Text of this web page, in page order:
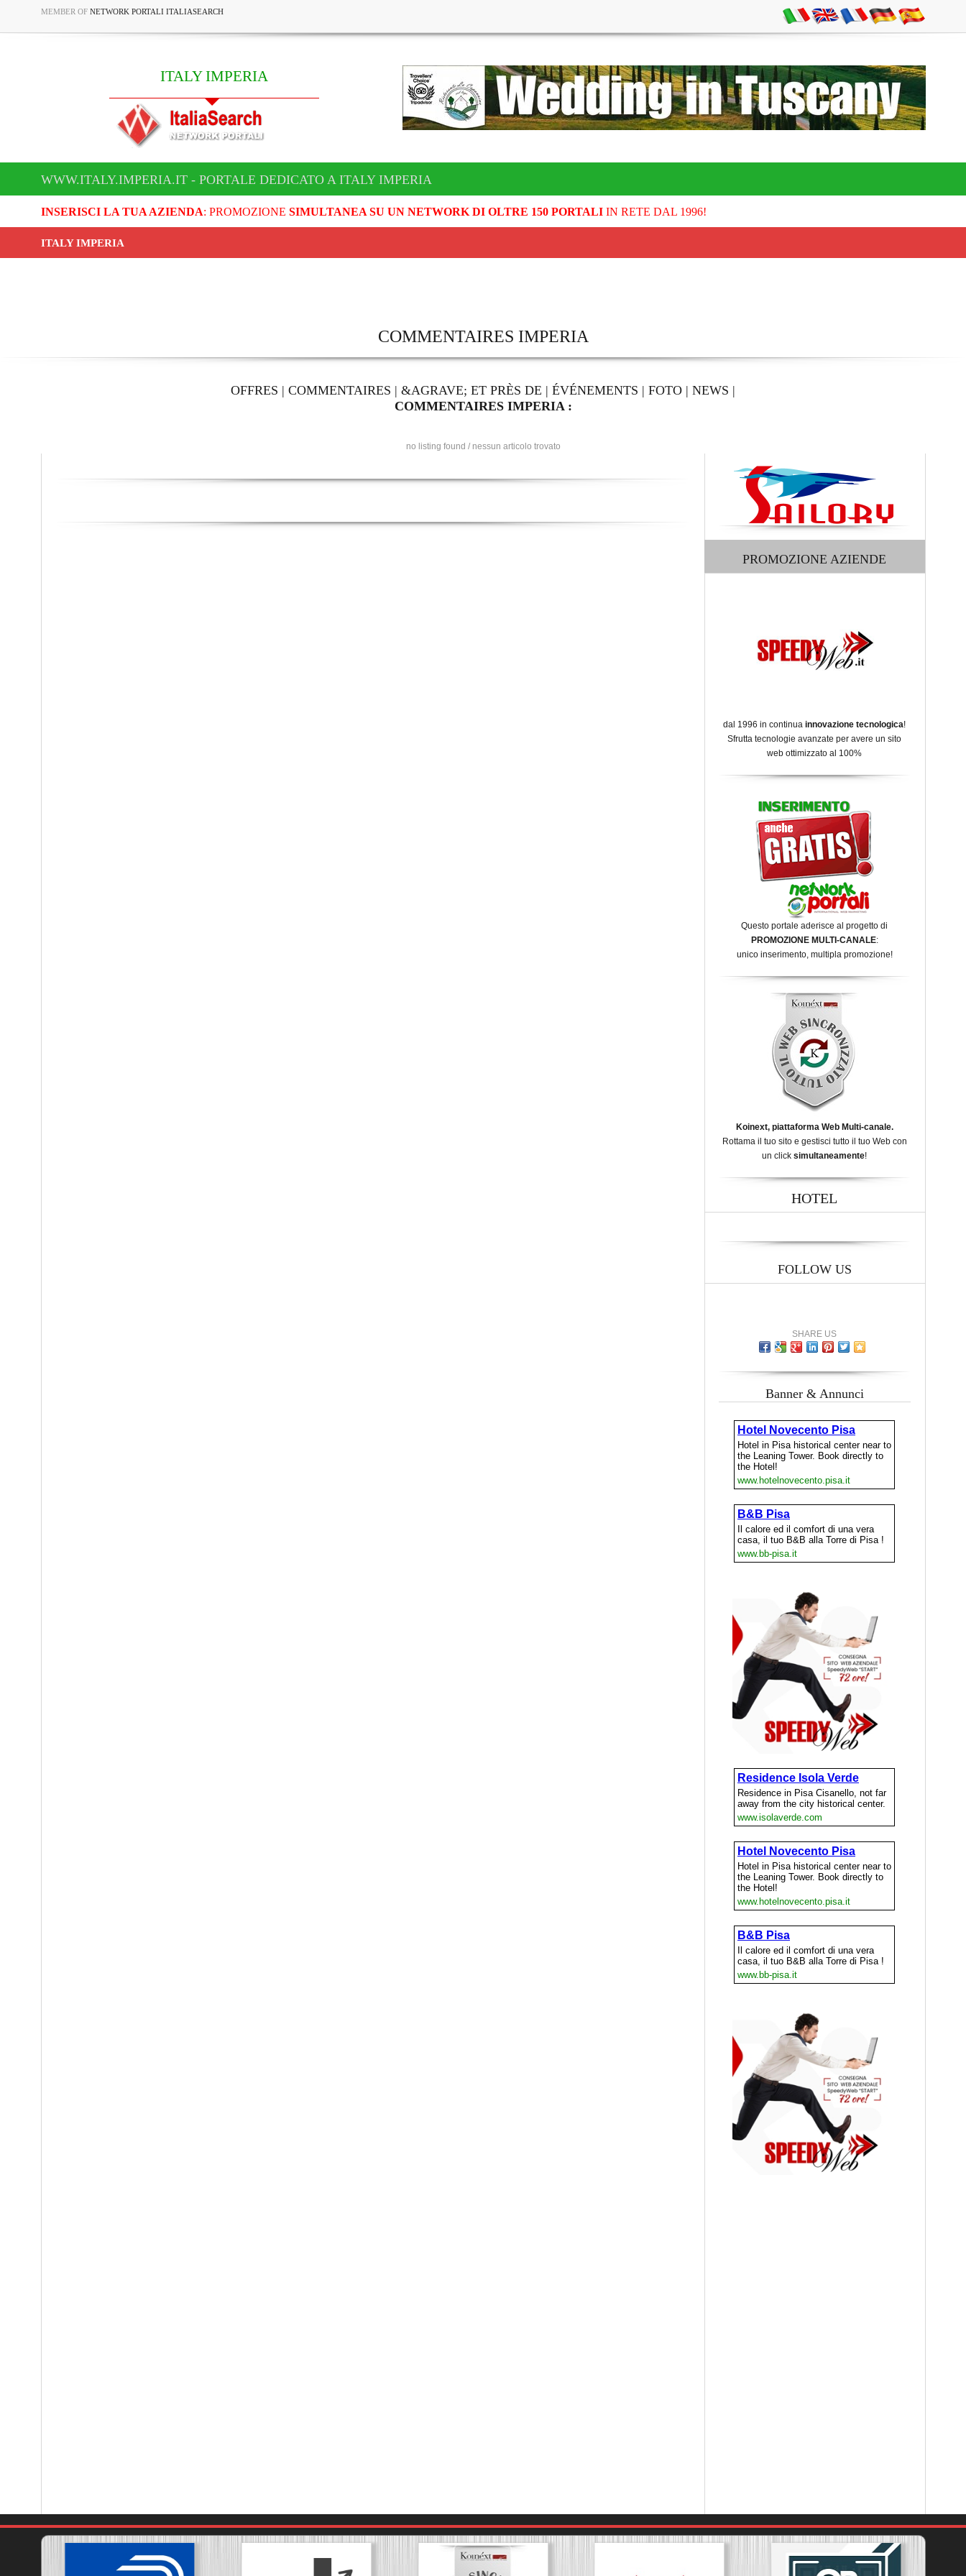
MEMBER OF NETWORK PORTALI ITALIASEARCH
ITALY IMPERIA
WWW.ITALY.IMPERIA.IT - PORTALE DEDICATO A ITALY IMPERIA
INSERISCI LA TUA AZIENDA: PROMOZIONE SIMULTANEA SU UN NETWORK DI OLTRE 150 PORTALIIN RETE DAL 1996!
ITALY IMPERIA
COMMENTAIRES IMPERIA
OFFRES | COMMENTAIRES | &AGRAVE; ET PRÈS DE | ÉVÉNEMENTS | FOTO | NEWS |
COMMENTAIRES IMPERIA :
no listing found / nessun articolo trovato
PROMOZIONE AZIENDE
dal 1996 in continua innovazione tecnologica!
Sfrutta tecnologie avanzate per avere un sito
web ottimizzato al 100%
Questo portale aderisce al progetto di
PROMOZIONE MULTI-CANALE:
unico inserimento, multipla promozione!
Koinext, piattaforma Web Multi-canale.
Rottama il tuo sito e gestisci tutto il tuo Web con
un click simultaneamente!
HOTEL
FOLLOW US
SHARE US
Banner & Annunci